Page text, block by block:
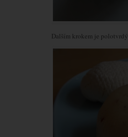
Dalším krokem je polotvrdý